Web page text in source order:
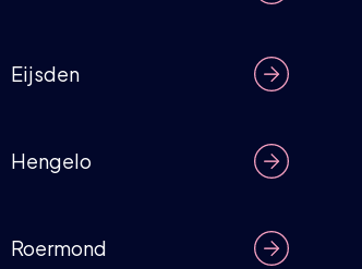
Eijsden
Hengelo
Roermond